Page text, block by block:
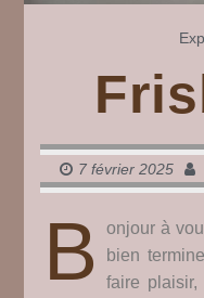
7 février 2025
B
onjour à
bien
faire